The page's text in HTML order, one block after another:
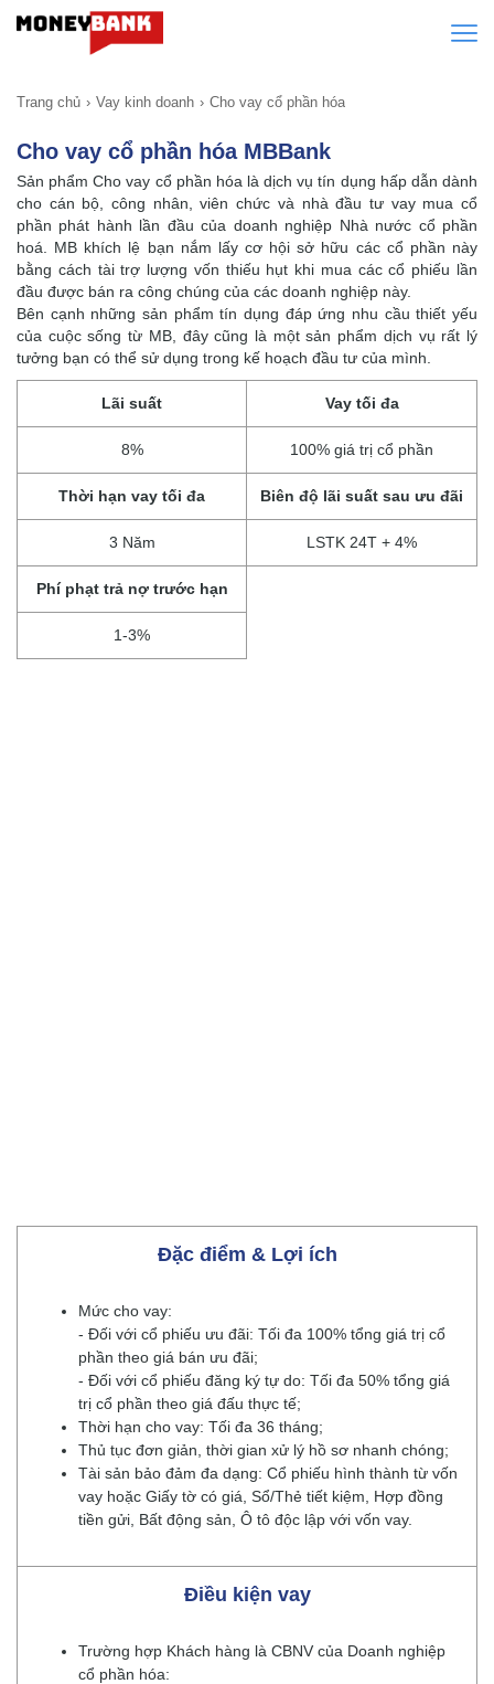
Trang chủ Vay kinh doanh Cho vay cổ phần hóa
Cho vay cổ phần hóa MBBank
Sản phẩm Cho vay cổ phần hóa là dịch vụ tín dụng hấp dẫn dành
cho cán bộ, công nhân, viên chức và nhà đầu tư vay mua cổ
phần phát hành lần đầu của doanh nghiệp Nhà nước cổ phần
hoá. MB khích lệ bạn nắm lấy cơ hội sở hữu các cổ phần này
bằng cách tài trợ lượng vốn thiếu hụt khi mua các cổ phiếu lần
đầu được bán ra công chúng của các doanh nghiệp này.
Bên cạnh những sản phẩm tín dụng đáp ứng nhu cầu thiết yếu
của cuộc sống từ MB, đây cũng là một sản phẩm dịch vụ rất lý
tưởng bạn có thể sử dụng trong kế hoạch đầu tư của mình.
Lãi suất
8%
Vay tối đa
100% giá trị cổ phần
Thời hạn vay tối đa
3 Năm
Biên độ lãi suất sau ưu đãi
LSTK 24T + 4%
Phí phạt trả nợ trước hạn
1-3%
Đặc điểm & Lợi ích
Mức cho vay:
- Đối với cổ phiếu ưu đãi: Tối đa 100% tổng giá trị cổ
phần theo giá bán ưu đãi;
- Đối với cổ phiếu đăng ký tự do: Tối đa 50% tổng giá
trị cổ phần theo giá đấu thực tế;
Thời hạn cho vay: Tối đa 36 tháng;
Thủ tục đơn giản, thời gian xử lý hồ sơ nhanh chóng;
Tài sản bảo đảm đa dạng: Cổ phiếu hình thành từ vốn
vay hoặc Giấy tờ có giá, Sổ/Thẻ tiết kiệm, Hợp đồng
tiền gửi, Bất động sản, Ô tô độc lập với vốn vay.
Điều kiện vay
Trường hợp Khách hàng là CBNV của Doanh nghiệp
cổ phần hóa: